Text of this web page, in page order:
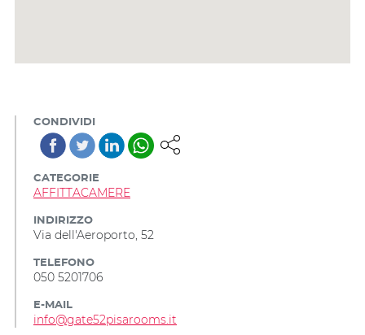
CONDIVIDI
CATEGORIE
AFFITTACAMERE
INDIRIZZO
Via dell'Aeroporto, 52
TELEFONO
050 5201706
E-MAIL
info@gate52pisarooms.it